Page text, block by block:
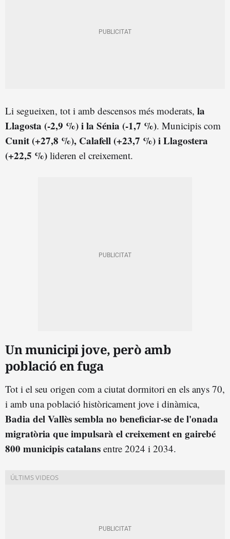
Li segueixen, tot i amb descensos més moderats, la
Llagosta (-2,9 %) i la Sénia (-1,7 %). Municipis com
Cunit (+27,8 %), Calafell (+23,7 %) i Llagostera
(+22,5 %) lideren el creixement.
Un municipi jove, però amb
població en fuga
Tot i el seu origen com a ciutat dormitori en els anys 70,
i amb una població històricament jove i dinàmica,
Badia del Vallès sembla no beneficiar-se de l'onada
migratòria que impulsarà el creixement en gairebé
800 municipis catalans entre 2024 i 2034.